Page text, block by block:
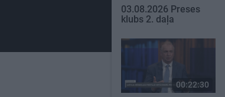
03.08.2026 Preses
klubs 2. daļa
00:22:30